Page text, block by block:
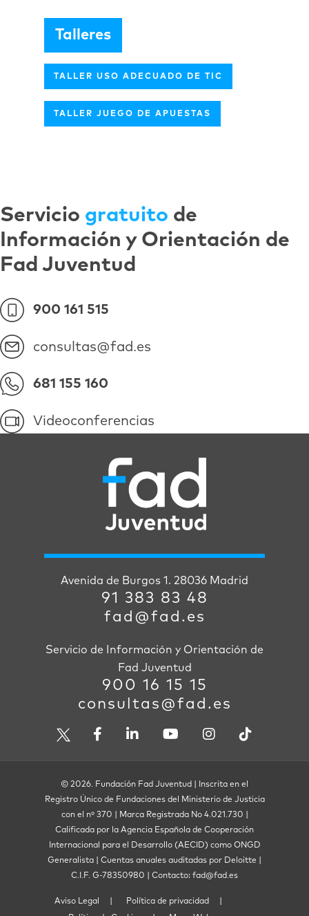
Talleres
TALLER USO ADECUADO DE TIC
TALLER JUEGO DE APUESTAS
Servicio gratuito de
Información y Orientación de
Fad Juventud
900 161 515
consultas@fad.es
681 155 160
Videoconferencias
Avenida de Burgos 1. 28036 Madrid
91 383 83 48
fad@fad.es
Servicio de Información y Orientación de
Fad Juventud
900 16 15 15
consultas@fad.es
© 2026. Fundación Fad Juventud | Inscrita en el
Registro Único de Fundaciones del Ministerio de Justicia
con el nº 370 | Marca Registrada No 4.021.730 |
Calificada por la Agencia Española de Cooperación
Internacional para el Desarrollo (AECID) como ONGD
Generalista | Cuentas anuales auditadas por Deloitte |
C.I.F. G-78350980 | Contacto: fad@fad.es
Aviso Legal
Política de privacidad